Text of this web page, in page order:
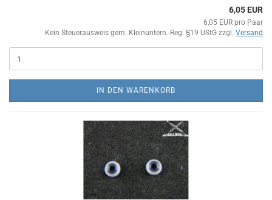
6,05 EUR
6,05 EUR pro Paar
Kein Steuerausweis gem. Kleinuntern.-Reg. §19 UStG zzgl. Versand
IN DEN WARENKORB